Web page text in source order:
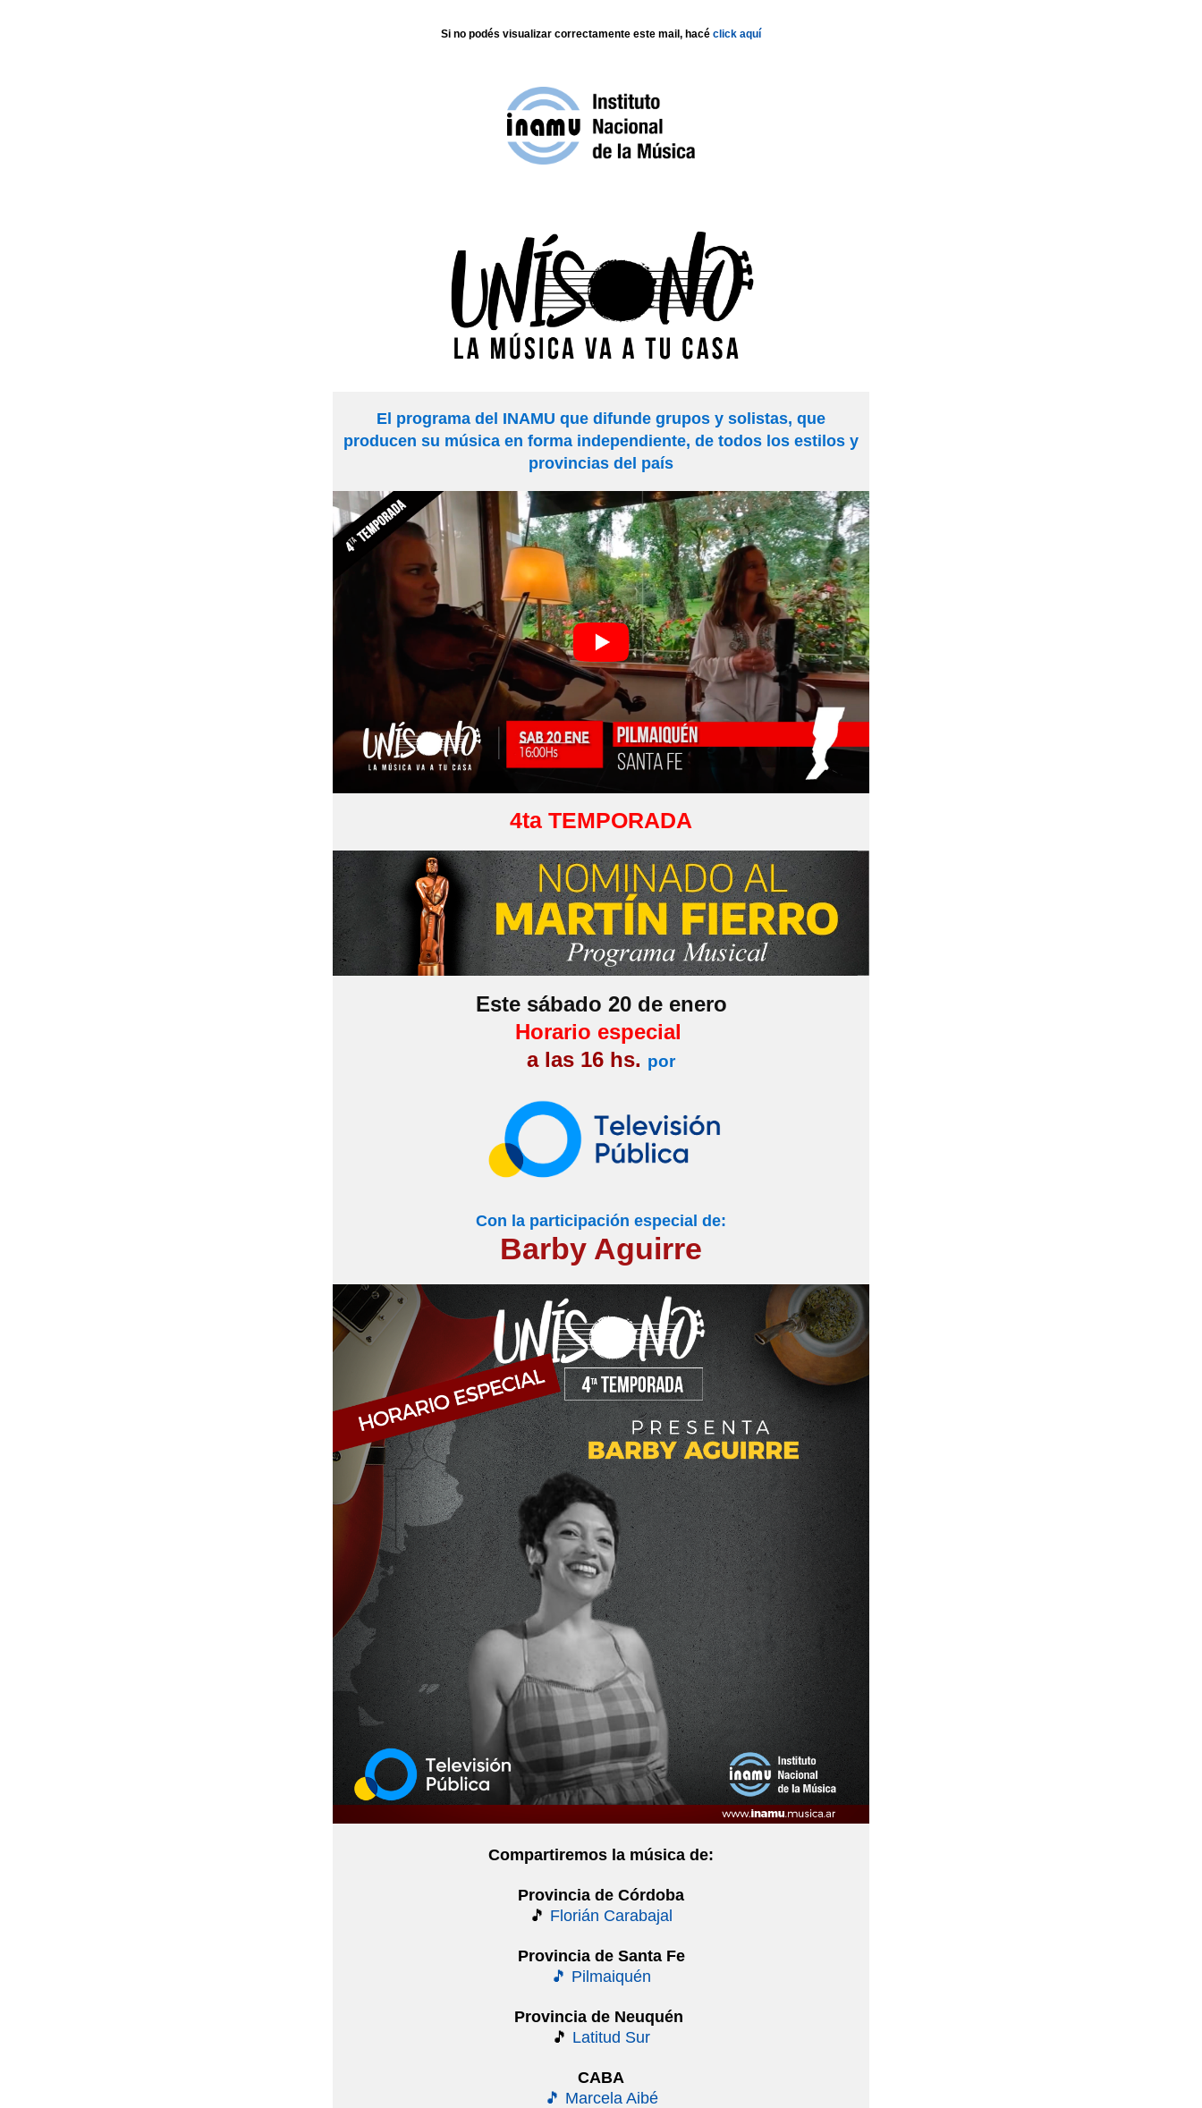
Si no podés visualizar correctamente este mail, hacé click aquí
El programa del INAMU que difunde grupos y solistas, que
producen su música en forma independiente, de todos los estilos y
provincias del país
4ta TEMPORADA
Este sábado 20 de enero
Horario especial
a las 16 hs. por
Con la participación especial de:
Barby Aguirre
Compartiremos la música de:
Provincia de Córdoba
🎵 Florián Carabajal
Provincia de Santa Fe
🎵 Pilmaiquén
Provincia de Neuquén
🎵 Latitud Sur
CABA
🎵 Marcela Aibé